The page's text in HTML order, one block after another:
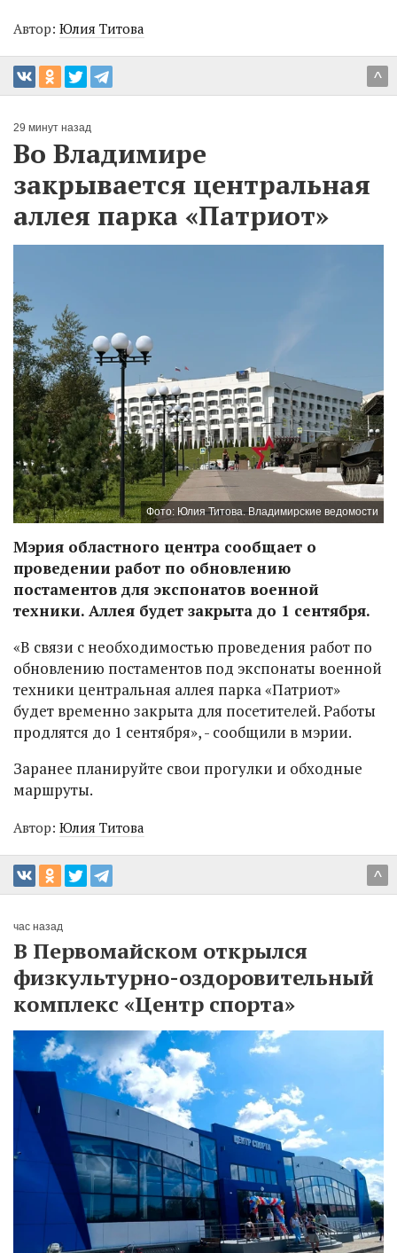
Автор: Юлия Титова
^
29 минут назад
Во Владимире
закрывается центральная
аллея парка «Патриот»
Фото: Юлия Титова. Владимирские ведомости
Мэрия областного центра сообщает о
проведении работ по обновлению
постаментов для экспонатов военной
техники. Аллея будет закрыта до 1 сентября.
«В связи с необходимостью проведения работ по
обновлению постаментов под экспонаты военной
техники центральная аллея парка «Патриот»
будет временно закрыта для посетителей. Работы
продлятся до 1 сентября», - сообщили в мэрии.
Заранее планируйте свои прогулки и обходные
маршруты.
Автор: Юлия Титова
^
час назад
В Первомайском открылся
физкультурно-оздоровительный
комплекс «Центр спорта»